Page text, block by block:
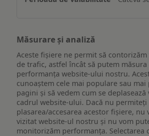
Măsurare și analiză
Aceste fișiere ne permit să
de trafic, astfel încât să putem
performanța website-ului nostru.
cunoaștem cele mai populare sau
pagini și să vedem cum se
cadrul website-ului. Dacă nu permiteți
plasarea/accesarea acestor fișiere, nu
vizitat website-ul nostru și nu vom
monitorizăm performanța. Selectarea